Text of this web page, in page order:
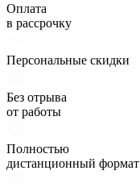
Оплата
в рассрочку
Персональные скидки
Без отрыва
от работы
Полностью
дистанционный формат